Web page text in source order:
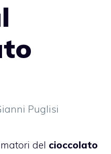
Puglisi
del cioccolato